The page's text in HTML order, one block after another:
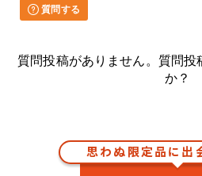
質問する
質問投稿がありません。質問投
か？
思わぬ限定品に出